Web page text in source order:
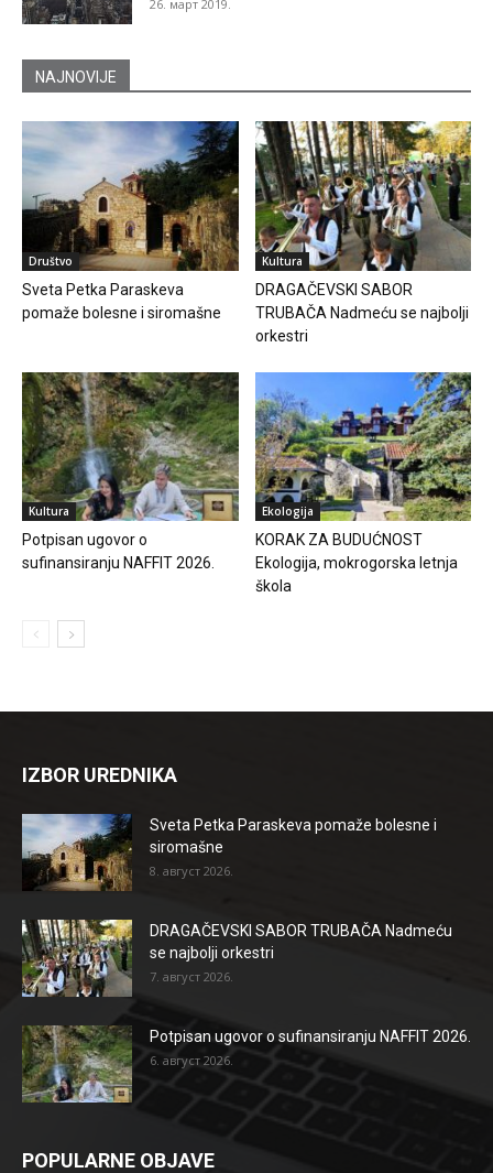
26. март 2019.
NAJNOVIJE
Društvo
Sveta Petka Paraskeva
pomaže bolesne i siromašne
Kultura
DRAGAČEVSKI SABOR
TRUBAČA Nadmeću se najbolji
orkestri
Kultura
Potpisan ugovor o
sufinansiranju NAFFIT 2026.
Ekologija
KORAK ZA BUDUĆNOST
Ekologija, mokrogorska letnja
škola
IZBOR UREDNIKA
Sveta Petka Paraskeva pomaže bolesne i
siromašne
8. август 2026.
DRAGAČEVSKI SABOR TRUBAČA Nadmeću
se najbolji orkestri
7. август 2026.
Potpisan ugovor o sufinansiranju NAFFIT 2026.
6. август 2026.
POPULARNE OBJAVE